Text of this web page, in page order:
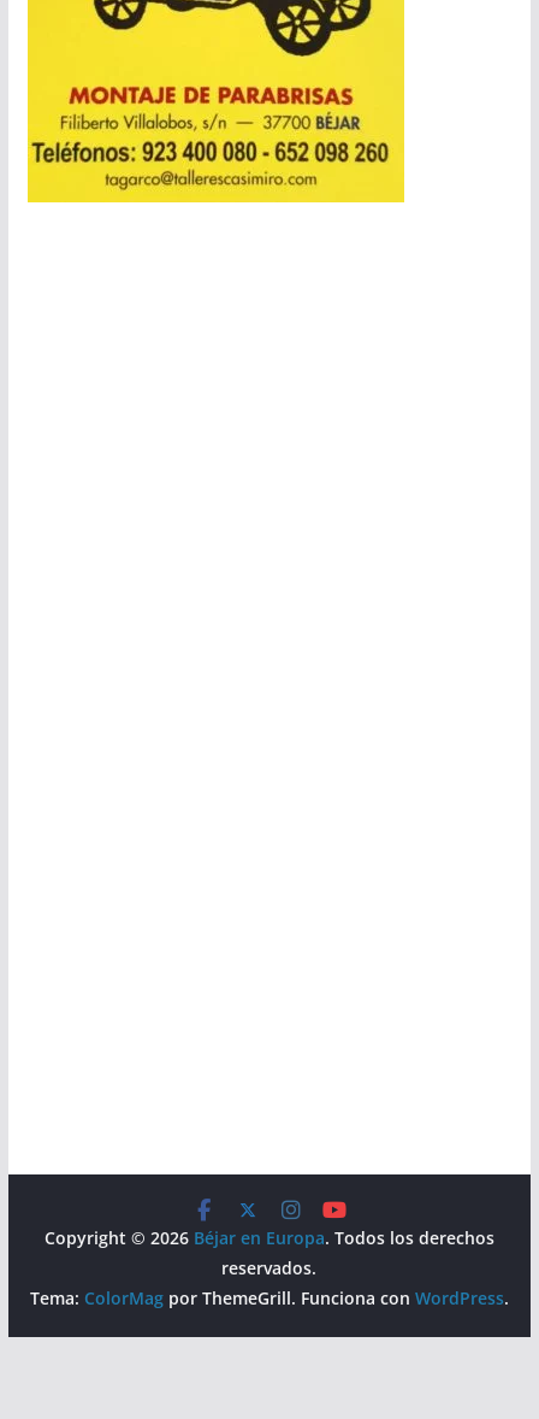
Copyright © 2026 Béjar en Europa. Todos los derechos
reservados.
Tema: ColorMagpor ThemeGrill. Funciona con WordPress.